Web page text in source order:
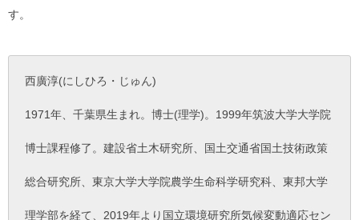
す。
西廣淳(にしひろ・じゅん)
1971年、千葉県生まれ。博士(理学)。1999年筑波大学大学院
博士課程修了。建設省土木研究所、国土交通省国土技術政策
総合研究所、東京大学大学院農学生命科学研究科、東邦大学
理学部を経て、2019年より国立環境研究所気候変動適応セン